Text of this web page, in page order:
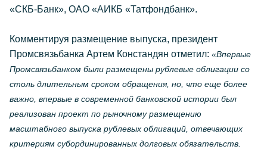
«СКБ-Банк», ОАО «АИКБ «Татфондбанк».
Комментируя размещение выпуска, президент
Промсвязьбанка Артем Констандян отметил: «Впервые
Промсвязьбанком были размещены рублевые облигации со
столь длительным сроком обращения, но, что еще более
важно, впервые в современной банковской истории был
реализован проект по рыночному размещению
масштабного выпуска рублевых облигаций, отвечающих
критериям субординированных долговых обязательств.